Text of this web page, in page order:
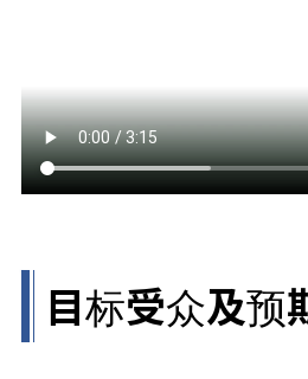
目标受众及预